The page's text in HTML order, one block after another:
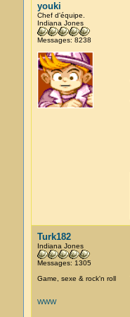
youki
Chef d'équipe.
Indiana Jones
Messages: 8238
Turk182
Indiana Jones
Messages: 1305
Game, sexe & rock'n roll
WWW